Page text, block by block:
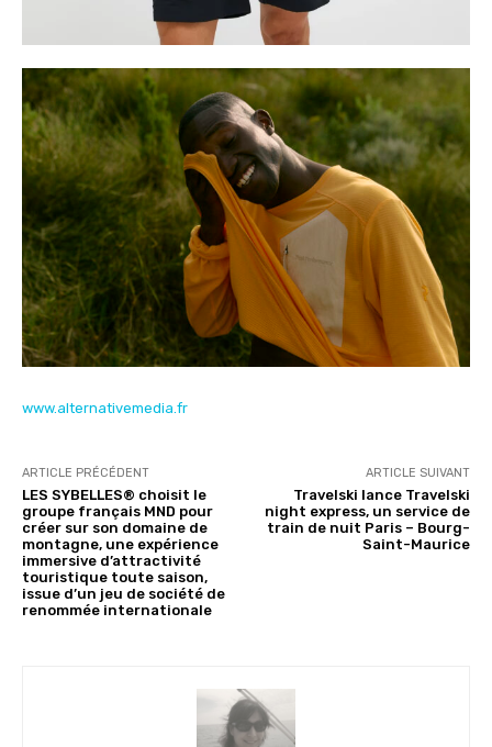
www.alternativemedia.fr
ARTICLE PRÉCÉDENT
LES SYBELLES® choisit le
groupe français MND pour
créer sur son domaine de
montagne, une expérience
immersive d’attractivité
touristique toute saison,
issue d’un jeu de société de
renommée internationale
ARTICLE SUIVANT
Travelski lance Travelski
night express, un service de
train de nuit Paris – Bourg-
Saint-Maurice